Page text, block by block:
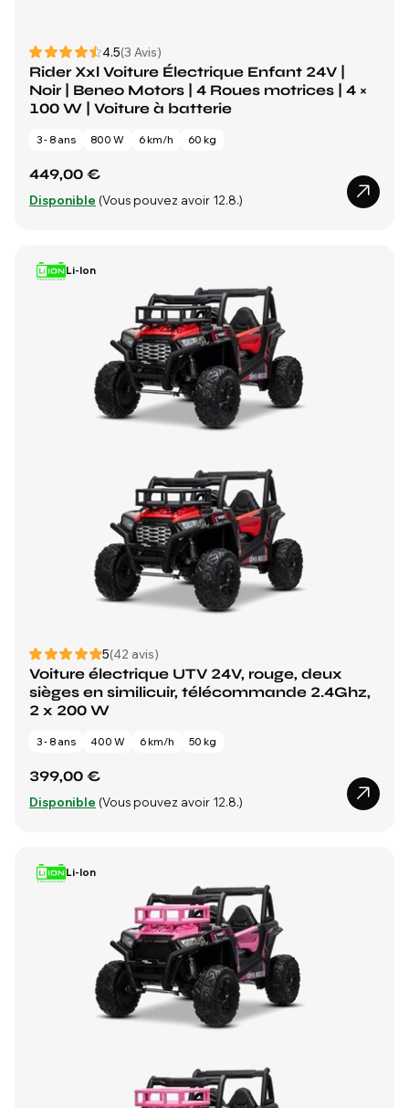
4.5(3 Avis)
Rider Xxl Voiture Électrique Enfant 24V |
Noir | Beneo Motors | 4 Roues motrices | 4 ×
100 W | Voiture à batterie
3 - 8 ans 800 W 6 km/h 60 kg
449,00 €
Disponible (Vous pouvez avoir 12.8.)
Li-Ion
5(42 avis)
Voiture électrique UTV 24V, rouge, deux
sièges en similicuir, télécommande 2.4Ghz,
2 x 200 W
3 - 8 ans 400 W 6 km/h 50 kg
399,00 €
Disponible (Vous pouvez avoir 12.8.)
Li-Ion